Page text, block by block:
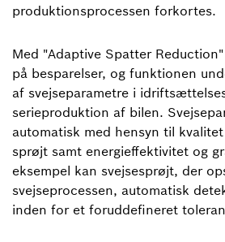
produktionsprocessen forkortes.
Med "Adaptive Spatter
på besparelser, og funktionen
af svejseparametre i
serieproduktion af bilen.
automatisk med hensyn til
sprøjt samt energieffektivitet og
eksempel kan svejsesprøjt, der
svejseprocessen, automatisk
inden for et foruddefineret